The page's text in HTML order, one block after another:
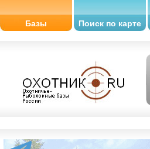
Базы Поиск по карте